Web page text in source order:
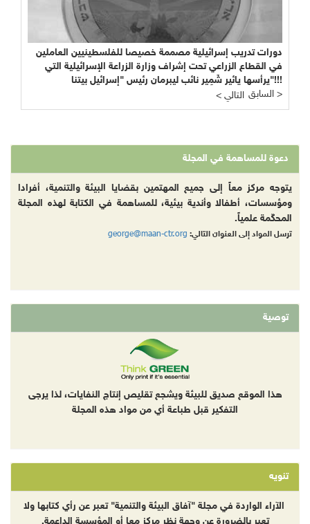
دورات تدريب إسرائيلية مصممة خصيصا للفلسطينيين العاملين
في القطاع الزراعي تحت إشراف وزارة الزراعة الإسرائيلية التي
يرأسها يائير شَمِير نائب ليبرمان رئيس "إسرائيل بيتنا"!!!
< التالي
السابق >
دعوة للمساهمة في المجلة
يتوجه مركز معاً إلى جميع المهتمين بقضايا البيئة والتنمية، أفرادا
ومؤسسات، أطفالا وأندية بيئية، للمساهمة في الكتابة لهذه المجلة
المحكّمة علمياً.
ترسل المواد إلى العنوان التالي: george@maan-ctr.org
توصية
هذا الموقع صديق للبيئة ويشجع تقليص إنتاج النفايات، لذا يرجى
التفكير قبل طباعة أي من مواد هذه المجلة
تنويه
الآراء الواردة في مجلة "آفاق البيئة والتنمية" تعبر عن رأي كتابها ولا